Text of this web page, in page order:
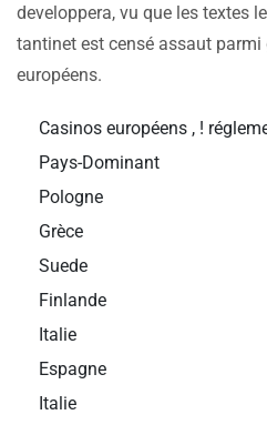
developpera, vu que les textes
tantinet est censé assaut
européens.
Casinos européens , !
Pays-Dominant
Pologne
Grèce
Suede
Finlande
Italie
Espagne
Italie